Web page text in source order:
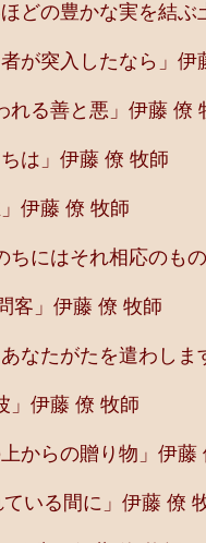
どの豊かな実を結ぶ
が突入したなら」伊
る善と悪」伊藤 僚
は」伊藤 僚 牧師
伊藤 僚 牧師
にはそれ相応のも
客」伊藤 僚 牧師
なたがたを遣わしま
」伊藤 僚 牧師
からの贈り物」伊藤
いる間に」伊藤 僚